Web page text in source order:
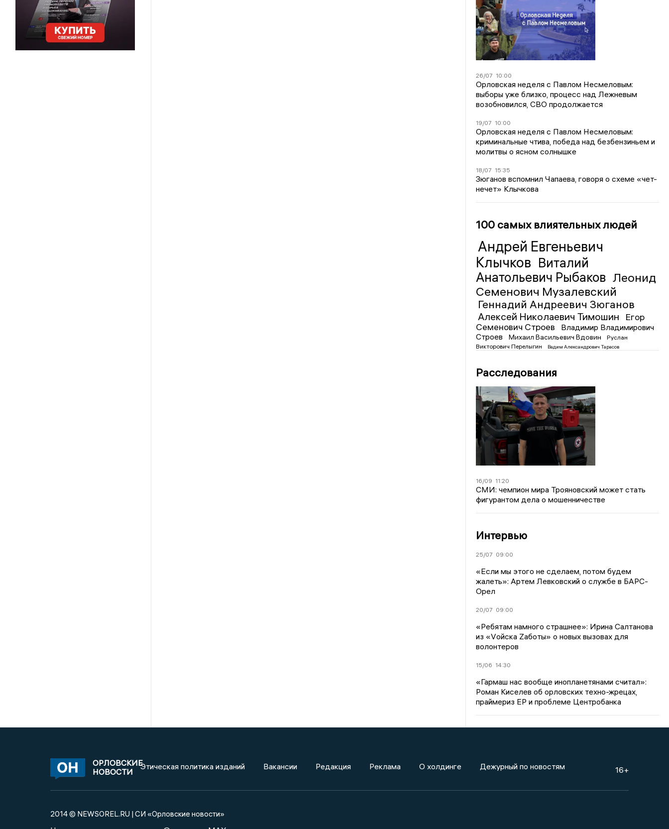
26/07 10:00
Орловская неделя с Павлом Несмеловым:
выборы уже близко, процесс над Лежневым
возобновился, СВО продолжается
19/07 10:00
Орловская неделя с Павлом Несмеловым:
криминальные чтива, победа над безбензиньем и
молитвы о ясном солнышке
18/07 15:35
Зюганов вспомнил Чапаева, говоря о схеме «чет-
нечет» Клычкова
100 самых влиятельных людей
Андрей Евгеньевич
Клычков Виталий
Анатольевич Рыбаков Леонид
Семенович Музалевский
Геннадий Андреевич Зюганов
Алексей Николаевич Тимошин
Егор
Семенович Строев
Владимир Владимирович
Строев
Михаил Васильевич Вдовин
Руслан
Викторович Перелыгин
Вадим Александрович Тарасов
Расследования
16/09 11:20
СМИ: чемпион мира Трояновский может стать
фигурантом дела о мошенничестве
Интервью
25/07 09:00
«Если мы этого не сделаем, потом будем
жалеть»: Артем Левковский о службе в БАРС-
Орел
20/07 09:00
«Ребятам намного страшнее»: Ирина Салтанова
из «Vойска Zаботы» о новых вызовах для
волонтеров
15/06 14:30
«Гармаш нас вообще инопланетянами считал»:
Роман Киселев об орловских техно-жрецах,
праймериз ЕР и проблеме Центробанка
ОРЛОВСКИЕ
НОВОСТИ
Этическая политика изданий Вакансии Редакция Реклама О холдинге Дежурный по новостям 16+
2014 © NEWSOREL.RU | СИ «Орловские новости»